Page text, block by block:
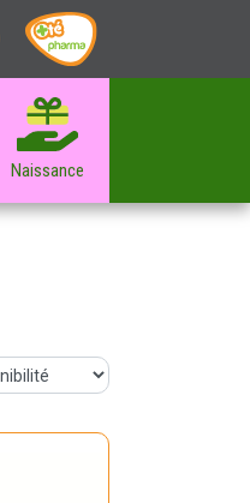
Naissance